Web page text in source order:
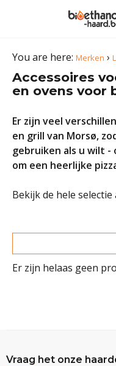
You are here: Merken ›
Accessoires
en ovens voor
Er zijn veel
en grill van Morsø,
gebruiken als u wilt
om een heerlijke
Bekijk de hele
Er zijn helaas geen
Vraag het onze